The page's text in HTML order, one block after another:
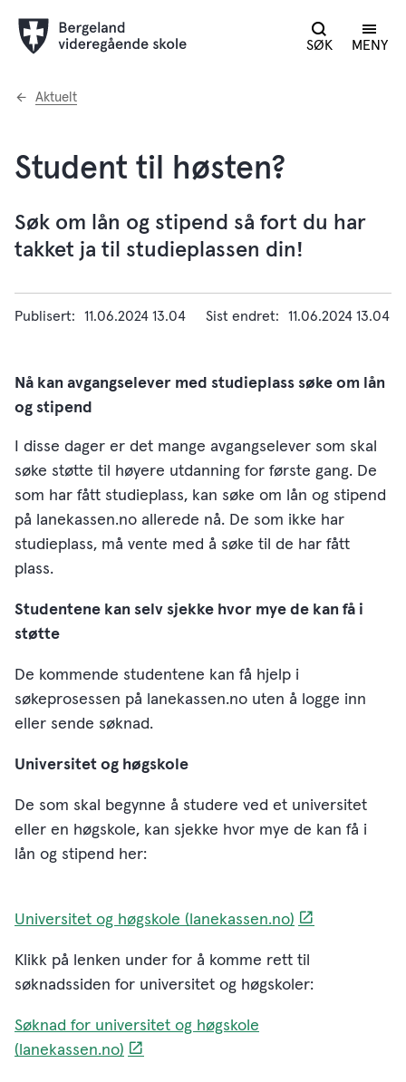
SØK MENY
Du
Aktuelt
Student til høsten?
Søk om lån og stipend så fort du har
takket ja til studieplassen din!
Publisert 11.06.2024 13.04 Sist endret 11.06.2024 13.04
Nå kan avgangselever med studieplass søke om lån
og stipend
I disse dager er det mange avgangselever som skal
søke støtte til høyere utdanning for første gang. De
som har fått studieplass, kan søke om lån og stipend
på lanekassen.no allerede nå. De som ikke har
studieplass, må vente med å søke til de har fått
plass.
Studentene kan selv sjekke hvor mye de kan få i
støtte
De kommende studentene kan få hjelp i
søkeprosessen på lanekassen.no uten å logge inn
eller sende søknad.
Universitet og høgskole
De som skal begynne å studere ved et universitet
eller en høgskole, kan sjekke hvor mye de kan få i
lån og stipend her:
Universitet og høgskole (lanekassen.no)
Klikk på lenken under for å komme rett til
søknadssiden for universitet og høgskoler:
Søknad for universitet og høgskole
(lanekassen.no)